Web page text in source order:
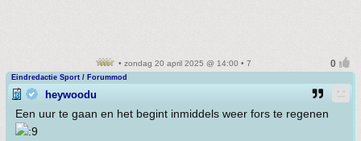
• zondag 20 april 2025 @ 14:00 • 7
Eindredactie Sport / Forummod
heywoodu
Een uur te gaan en het begint inmiddels weer fors te regenen